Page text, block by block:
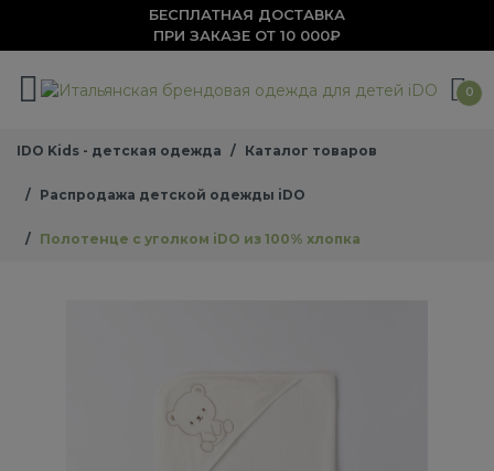
БЕСПЛАТНАЯ ДОСТАВКА
ПРИ ЗАКАЗЕ ОТ 10 000₽
0
IDO Kids - детская одежда Каталог товаров
Распродажа детской одежды iDO
Полотенце с уголком iDO из 100% хлопка